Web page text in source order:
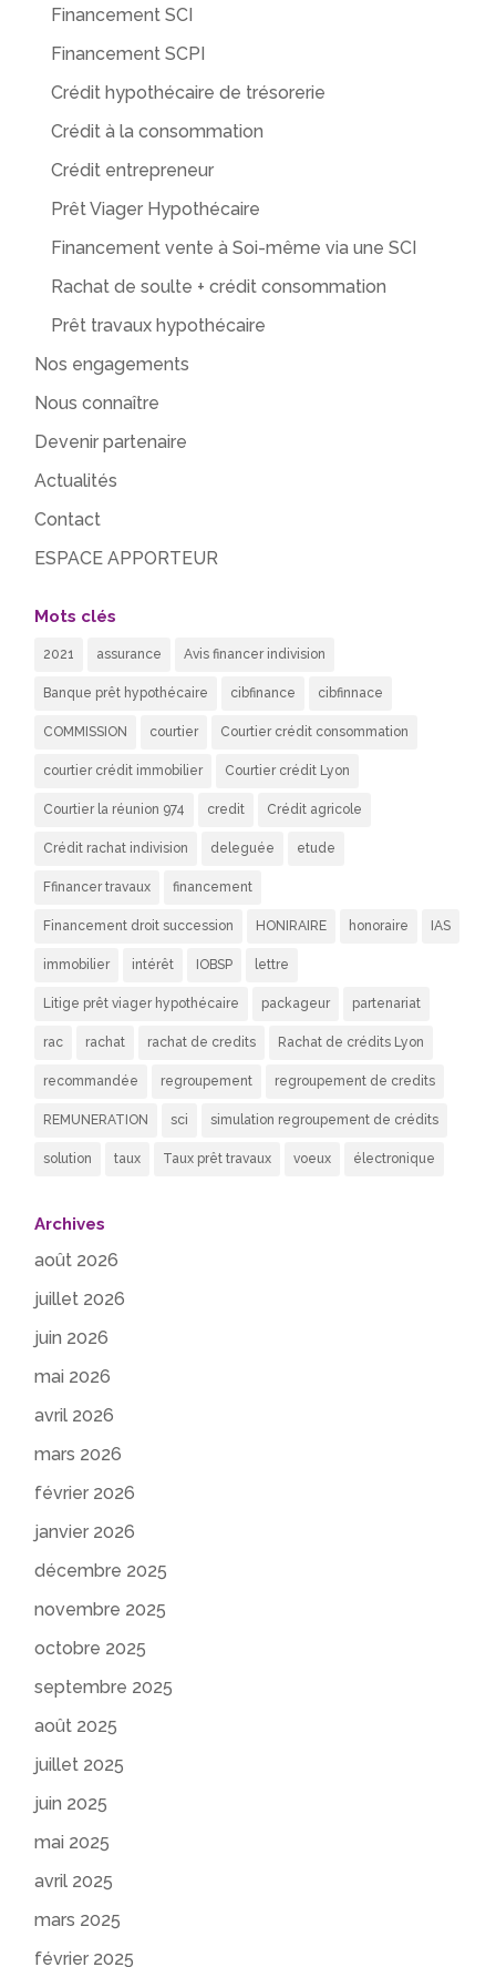
Financement SCI
Financement SCPI
Crédit hypothécaire de trésorerie
Crédit à la consommation
Crédit entrepreneur
Prêt Viager Hypothécaire
Financement vente à Soi-même via une SCI
Rachat de soulte + crédit consommation
Prêt travaux hypothécaire
Nos engagements
Nous connaître
Devenir partenaire
Actualités
Contact
ESPACE APPORTEUR
Mots clés
2021 assurance Avis financer indivision
Banque prêt hypothécaire cibfinance cibfinnace
COMMISSION courtier Courtier crédit consommation
courtier crédit immobilier Courtier crédit Lyon
Courtier la réunion 974 credit Crédit agricole
Crédit rachat indivision deleguée etude
Ffinancer travaux financement
Financement droit succession HONIRAIRE honoraire IAS
immobilier intérêt IOBSP lettre
Litige prêt viager hypothécaire packageur partenariat
rac rachat rachat de credits Rachat de crédits Lyon
recommandée regroupement regroupement de credits
REMUNERATION sci simulation regroupement de crédits
solution taux Taux prêt travaux voeux électronique
Archives
août 2026
juillet 2026
juin 2026
mai 2026
avril 2026
mars 2026
février 2026
janvier 2026
décembre 2025
novembre 2025
octobre 2025
septembre 2025
août 2025
juillet 2025
juin 2025
mai 2025
avril 2025
mars 2025
février 2025